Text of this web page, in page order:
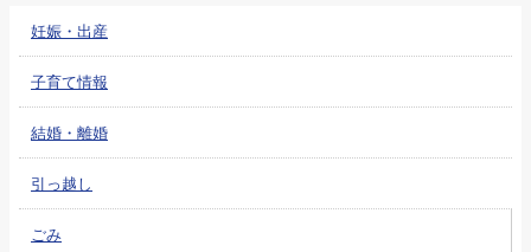
妊娠・出産
子育て情報
結婚・離婚
引っ越し
ごみ